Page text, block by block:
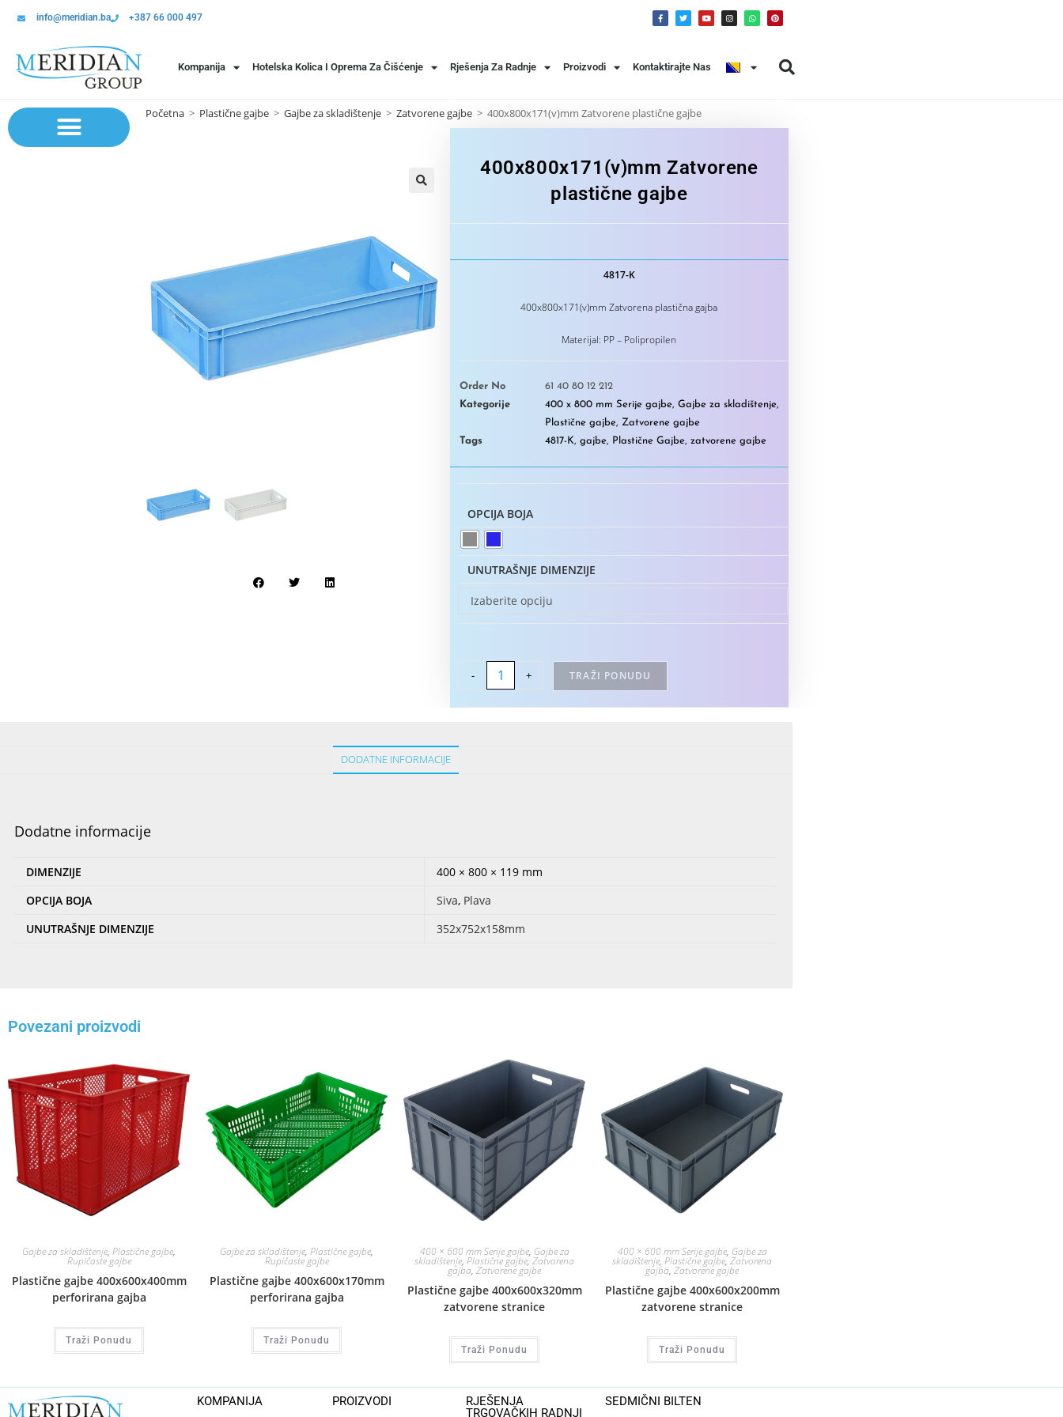
info@meridian.ba +387 66 000 497
Kompanija Hotelska Kolica I Oprema Za Čišćenje Rješenja Za Radnje Proizvodi Kontaktirajte Nas
Početna > Plastične gajbe > Gajbe za skladištenje > Zatvorene gajbe > 400x800x171(v)mm Zatvorene plastične gajbe
400x800x171(v)mm Zatvorene
plastične gajbe
4817-K
400x800x171(v)mm Zatvorena plastična gajba
Materijal: PP – Polipropilen
Order No
61 40 80 12 212
Kategorije
400 x 800 mm Serije gajbe, Gajbe za skladištenje,
Plastične gajbe, Zatvorene gajbe
Tags
4817-K, gajbe, Plastične Gajbe, zatvorene gajbe
OPCIJA BOJA
UNUTRAŠNJE DIMENZIJE
Izaberite opciju
- + TRAŽI PONUDU
DODATNE INFORMACIJE
Dodatne informacije
DIMENZIJE
400 × 800 × 119 mm
OPCIJA BOJA
Siva, Plava
UNUTRAŠNJE DIMENZIJE
352x752x158mm
Povezani proizvodi
Gajbe za skladištenje, Plastične gajbe,
Rupičaste gajbe
Plastične gajbe 400x600x400mm
perforirana gajba
Traži Ponudu
Gajbe za skladištenje, Plastične gajbe,
Rupičaste gajbe
Plastične gajbe 400x600x170mm
perforirana gajba
Traži Ponudu
400 × 600 mm Serije gajbe, Gajbe za
skladištenje, Plastične gajbe,Zatvorena
gajba, Zatvorene gajbe
Plastične gajbe 400x600x320mm
zatvorene stranice
Traži Ponudu
400 × 600 mm Serije gajbe, Gajbe za
skladištenje, Plastične gajbe,Zatvorena
gajba, Zatvorene gajbe
Plastične gajbe 400x600x200mm
zatvorene stranice
Traži Ponudu
KOMPANIJA PROIZVODI
RJEŠENJA
TRGOVAČKIH RADNJI
SEDMIČNI BILTEN